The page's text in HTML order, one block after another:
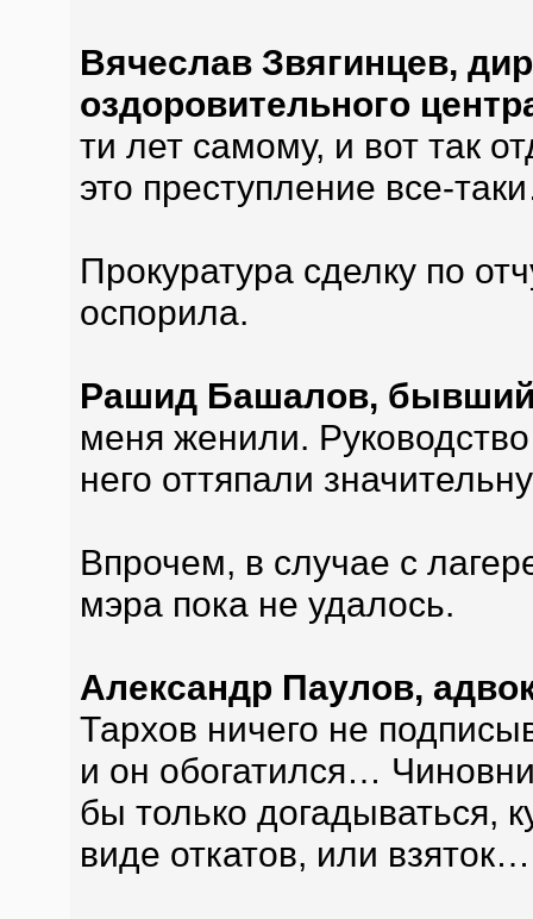
Вячеслав Звягинцев,
оздоровительного
ти лет самому, и вот так
это преступление все-
Прокуратура сделку по
оспорила.
Рашид Башалов, бывший
меня женили.
него оттяпали
Впрочем, в случае с
мэра пока не удалось.
Александр Паулов,
Тархов ничего не
и он обогатился…
бы только догадываться,
виде откатов, или взяток…